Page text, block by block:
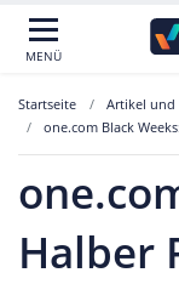
MENÜ
Startseite
Artikel und
one.com Black
Halber